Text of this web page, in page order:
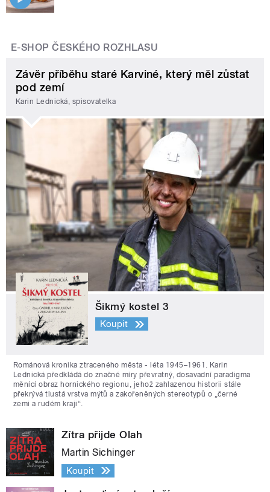
E-SHOP ČESKÉHO ROZHLASU
Závěr příběhu staré Karviné, který měl zůstat
pod zemí
Karin Lednická, spisovatelka
Šikmý kostel 3
Koupit
Románová kronika ztraceného města - léta 1945–1961. Karin
Lednická předkládá do značné míry převratný, dosavadní paradigma
měnící obraz hornického regionu, jehož zahlazenou historii stále
překrývá tlustá vrstva mýtů a zakořeněných stereotypů o „černé
zemi a rudém kraji“.
Zítra přijde Olah
Martin Sichinger
Koupit